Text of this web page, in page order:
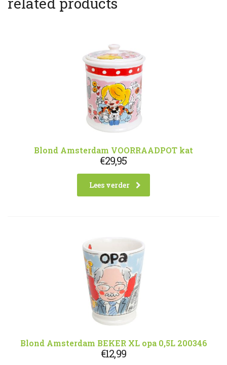
Blond Amsterdam VOORRAADPOT kat
€29,95
Lees verder
Blond Amsterdam BEKER XL opa 0,5L 200346
€12,99